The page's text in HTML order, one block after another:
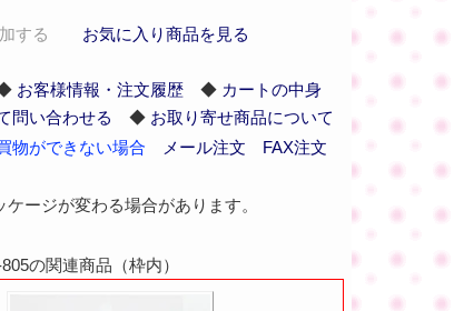
する お気に入り商品を見る
お客様情報・注文履歴◆ カートの中身
問い合わせる ◆ お取り寄せ商品について
物ができない場合
メール注文 FAX注文
ージが変わる場合があります。
の関連商品（枠内）